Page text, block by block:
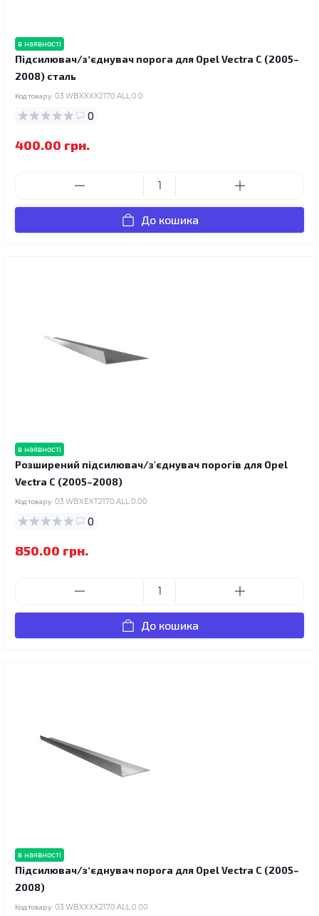
в наявності
Підсилювач/зʼєднувач порога для Opel Vectra C (2005–
2008) сталь
Код товару: 03.WBXXXX2170.ALL.0.0
0
400.00 грн.
До кошика
в наявності
Розширений підсилювач/з'єднувач порогів для Opel
Vectra C (2005–2008)
Код товару: 03.WBXEXT2170.ALL.0.00
0
850.00 грн.
До кошика
в наявності
Підсилювач/зʼєднувач порога для Opel Vectra C (2005–
2008)
Код товару: 03.WBXXXX2170.ALL.0.00